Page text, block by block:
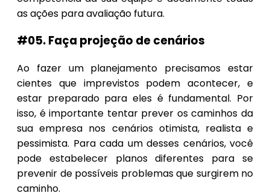
as ações para avaliação futura.
#05. Faça projeção de cenários
Ao fazer um planejamento precisamos estar
cientes que imprevistos podem acontecer, e
estar preparado para eles é fundamental. Por
isso, é importante tentar prever os caminhos da
sua empresa nos cenários otimista, realista e
pessimista. Para cada um desses cenários, você
pode estabelecer planos diferentes para se
prevenir de possíveis problemas que surgirem no
caminho.